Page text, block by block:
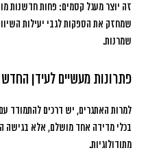
זה יוצר מעגל קסמים: פחות חדשנות
שמחזק את הספקות לגבי יעילות
שמרנות.
פתרונות מעשיים לעידן החדש
למרות האתגרים, יש דרכים להתמודד
בכלי מדידה אחד מושלם, אלא בגישה
מתודולוגיות.